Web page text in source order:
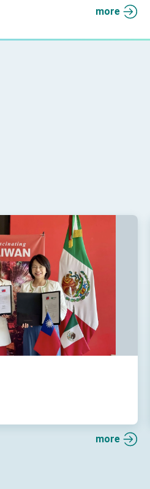
more
more